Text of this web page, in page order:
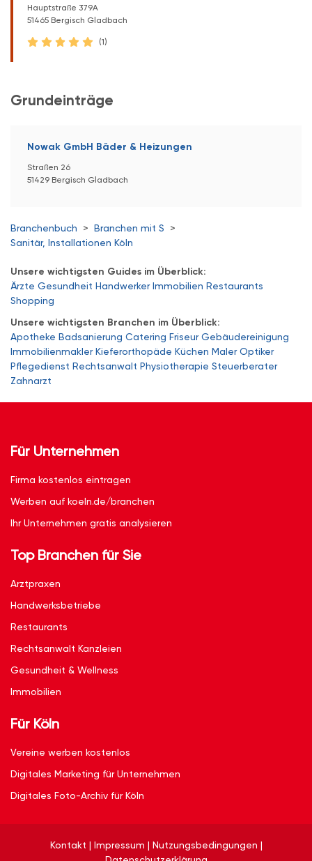
Hauptstraße 379A
51465 Bergisch Gladbach
(1)
Grundeinträge
Nowak GmbH Bäder & Heizungen
Straßen 26
51429 Bergisch Gladbach
Branchenbuch > Branchen mit S
>
Sanitär, Installationen Köln
Unsere wichtigsten Guides im Überblick:
Ärzte Gesundheit Handwerker Immobilien Restaurants
Shopping
Unsere wichtigsten Branchen im Überblick:
Apotheke Badsanierung Catering Friseur Gebäudereinigung
Immobilienmakler Kieferorthopäde Küchen Maler Optiker
Pflegedienst Rechtsanwalt Physiotherapie Steuerberater
Zahnarzt
Für Unternehmen
Firma kostenlos eintragen
Werben auf koeln.de/branchen
Ihr Unternehmen gratis analysieren
Top Branchen für Sie
Arztpraxen
Handwerksbetriebe
Restaurants
Rechtsanwalt Kanzleien
Gesundheit & Wellness
Immobilien
Für Köln
Vereine werben kostenlos
Digitales Marketing für Unternehmen
Digitales Foto-Archiv für Köln
Kontakt | Impressum | Nutzungsbedingungen |